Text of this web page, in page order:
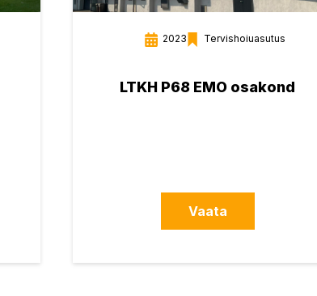
2023 Tervishoiuasutus
LTKH P68 EMO osakond
Vaata